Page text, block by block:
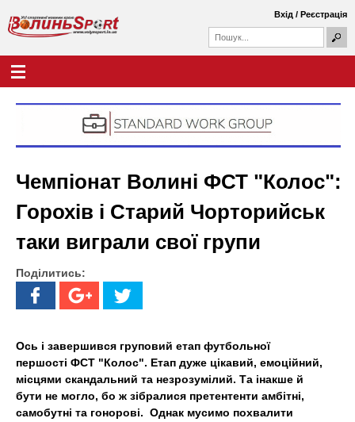
вмісту
В
о
н
ь
S
p
o
о
у
к
о
в
а
о
м
о
ш
Вхід / Реєстрація
Чемпіонат Волині ФСТ "Колос":
Горохів і Старий Чорторийськ
таки виграли свої групи
Поділитись:
Ось і завершився груповий етап футбольної
першості ФСТ "Колос". Етап дуже цікавий, емоційний,
місцями скандальний та незрозумілий. Та інакше й
бути не могло, бо ж зібралися претентенти амбітні,
самобутні та гонорові. Однак мусимо похвалити